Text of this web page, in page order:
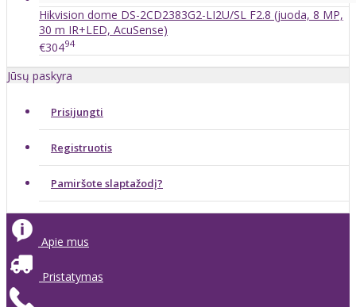
Hikvision dome DS-2CD2383G2-LI2U/SL F2.8 (juoda, 8 MP,
30 m IR+LED, AcuSense)
€30494
Jūsų paskyra
Prisijungti
Registruotis
Pamiršote slaptažodį?
Apie mus
Pristatymas